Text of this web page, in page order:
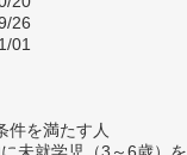
26
01
件を満たす人